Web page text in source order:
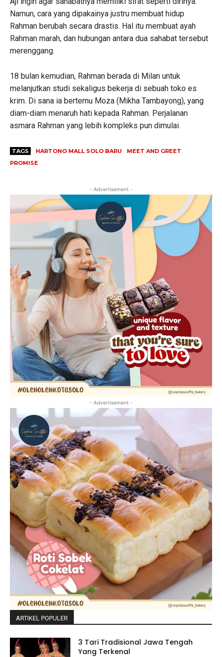
Namun, cara yang dipakainya justru membuat hidup
Rahman berubah secara drastis. Hal itu membuat ayah
Rahman marah, dan hubungan antara dua sahabat tersebut
merenggang.
18 bulan kemudian, Rahman berada di Milan untuk
melanjutkan studi sekaligus bekerja di sebuah toko es
krim. Di sana ia bertemu Moza (Mikha Tambayong), yang
diam-diam menaruh hati kepada Rahman. Perjalanan
asmara Rahman yang lebih kompleks pun dimulai.
TAGS HARTONO MALL SOLO BARU
MEET AND GREET
PROMISE
- Advertisement -
- Advertisement -
ARTIKEL POPULER
3 Tari Tradisional Jawa Tengah
Yang Terkenal